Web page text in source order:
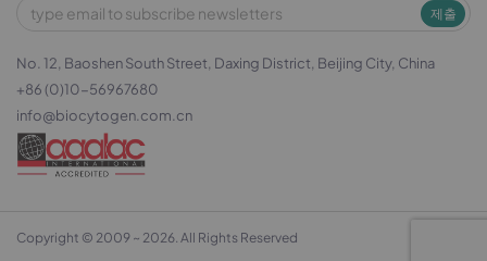
제출
No. 12, Baoshen South Street, Daxing District, Beijing City, China
+86 (0)10-56967680
info@biocytogen.com.cn
Copyright © 2009 ~ 2026. All Rights Reserved